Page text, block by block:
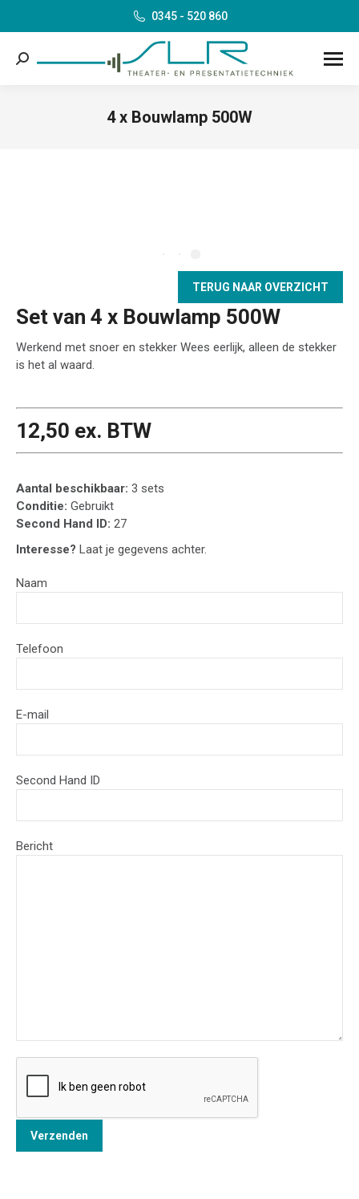
0345 - 520 860
Search:
4 x Bouwlamp 500W
TERUG NAAR OVERZICHT
Set van 4 x Bouwlamp 500W
Werkend met snoer en stekker Wees eerlijk, alleen de stekker
is het al waard.
12,50 ex. BTW
Aantal beschikbaar: 3 sets
Conditie: Gebruikt
Second Hand ID: 27
Interesse? Laat je gegevens achter.
Naam
Telefoon
E-mail
Second Hand ID
Bericht